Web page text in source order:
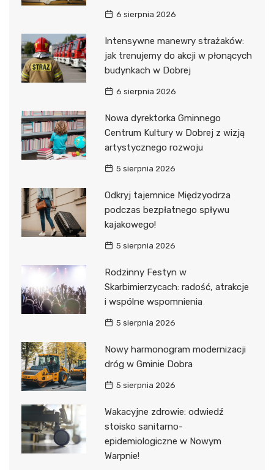
6 sierpnia 2026
Intensywne manewry strażaków:
jak trenujemy do akcji w płonących
budynkach w Dobrej
6 sierpnia 2026
Nowa dyrektorka Gminnego
Centrum Kultury w Dobrej z wizją
artystycznego rozwoju
5 sierpnia 2026
Odkryj tajemnice Międzyodrza
podczas bezpłatnego spływu
kajakowego!
5 sierpnia 2026
Rodzinny Festyn w
Skarbimierzycach: radość, atrakcje
i wspólne wspomnienia
5 sierpnia 2026
Nowy harmonogram modernizacji
dróg w Gminie Dobra
5 sierpnia 2026
Wakacyjne zdrowie: odwiedź
stoisko sanitarno-
epidemiologiczne w Nowym
Warpnie!